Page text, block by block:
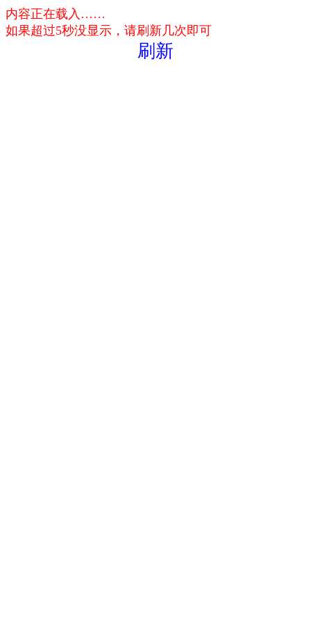
内容正在载入……
如果超过5秒没显示，请刷新几次即可
刷新